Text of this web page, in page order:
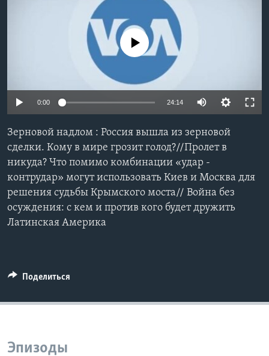
No media source currently available
0:00 24:14
Зерновой надлом : Россия вышла из зерновой
сделки. Кому в мире грозит голод?//Пролет в
никуда? Что помимо комбинации «удар -
контрудар» могут использовать Киев и Москва для
решения судьбы Крымского моста// Война без
осуждения: с кем и против кого будет дружить
Латинская Америка
Поделиться
Эпизоды